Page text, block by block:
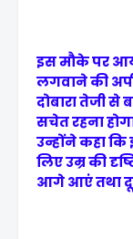
इस मौके पर
लगवाने की
दोबारा तेजी से
सचेत रहना
उन्होंने कहा
लिए उम्र की
आगे आएं तथा